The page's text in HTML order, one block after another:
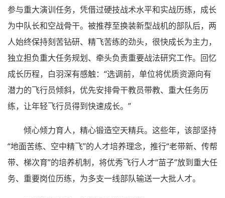
参与重大演训任务，凭借过硬技战术水平和实战历练，成长
为中队长和空战骨干。被推荐至换装新型战机的部队后，两
人始终保持刻苦钻研、精飞苦练的劲头，很快成长为主力，
独立担负重大任务规划、牵头负责重要战法研究工作。回忆
成长历程，白羽深有感触：“选调前，单位将优质资源向有
潜力的飞行员倾斜，优先安排骨干教员带教、重大任务历
练，让年轻飞行员得到快速成长。”
倾心倾力育人，精心锻造空天精兵。这些年，该部坚持
“地面苦练、空中精飞”的人才培养理念，推行“老带新、传帮
带、梯次育”的培养机制，将优秀飞行人才“苗子”放到重大任
务、重要岗位历练，为多支一线部队输送一大批人才。